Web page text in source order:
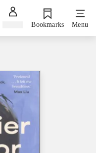
Bookmarks Menu